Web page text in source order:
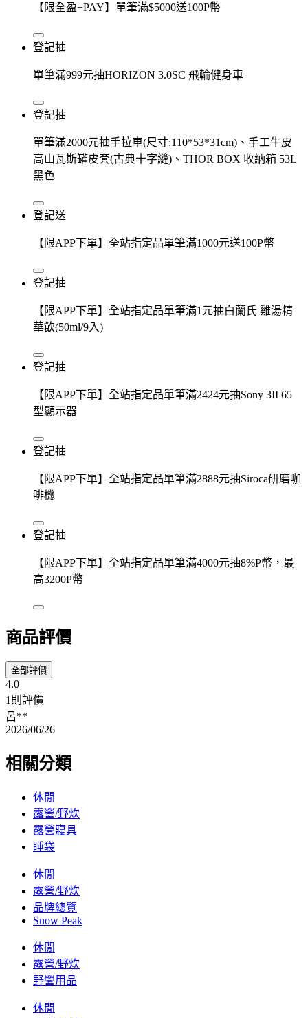
【限全盈+PAY】單筆滿$5000送100P幣
登記抽
單筆滿999元抽HORIZON 3.0SC 飛輪健身車
登記抽
單筆滿2000元抽手拉車(尺寸:110*53*31cm)、手工牛皮
高山瓦斯罐皮套(古典十字縫)、THOR BOX 收納箱 53L
黑色
登記送
【限APP下單】全站指定品單筆滿1000元送100P幣
登記抽
【限APP下單】全站指定品單筆滿1元抽白蘭氏 雞湯精
華飲(50ml/9入)
登記抽
【限APP下單】全站指定品單筆滿2424元抽Sony 3II 65
型顯示器
登記抽
【限APP下單】全站指定品單筆滿2888元抽Siroca研磨咖
啡機
登記抽
【限APP下單】全站指定品單筆滿4000元抽8%P幣，最
高3200P幣
商品評價
全部評價
4.0
1則評價
呂**
2026/06/26
相關分類
休閒
露營/野炊
露營寢具
睡袋
休閒
露營/野炊
品牌總覽
Snow Peak
休閒
露營/野炊
野營用品
休閒